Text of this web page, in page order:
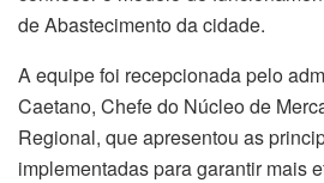
de Abastecimento da cidade.
A equipe foi recepcionada pelo
Caetano, Chefe do Núcleo de
Regional, que apresentou as
implementadas para garantir mais